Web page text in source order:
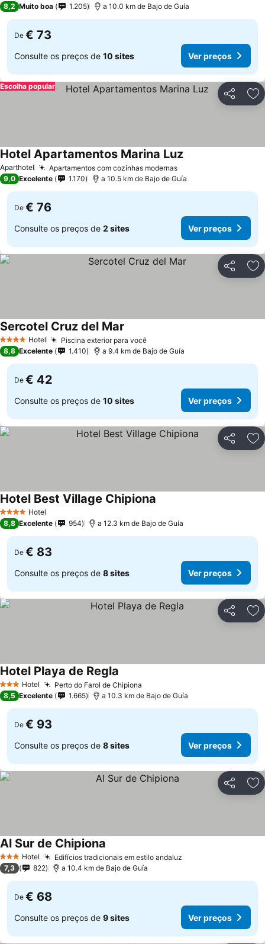
8,2 Muito boa 1.205 a 10.0 km de Bajo de Guía
De € 73
Consulte os preços de 10 sites Ver preços
Partilhar
Escolha popular
Aparthotel Apartamentos com cozinhas modernas
Hotel Apartamentos Marina Luz
9,0 Excelente 1.170 a 10.5 km de Bajo de Guía
De € 76
Consulte os preços de 2 sites Ver preços
Partilhar
4 EstrelasHotel Piscina exterior para você
Sercotel Cruz del Mar
8,8 Excelente 1.410 a 9.4 km de Bajo de Guía
De € 42
Consulte os preços de 10 sites Ver preços
Partilhar
4 EstrelasHotel
Hotel Best Village Chipiona
8,8 Excelente 954 a 12.3 km de Bajo de Guía
De € 83
Consulte os preços de 8 sites Ver preços
Partilhar
3 EstrelasHotel Perto do Farol de Chipiona
Hotel Playa de Regla
8,5 Excelente 1.665 a 10.3 km de Bajo de Guía
De € 93
Consulte os preços de 8 sites Ver preços
Partilhar
3 EstrelasHotel Edifícios tradicionais em estilo andaluz
Al Sur de Chipiona
7,3 822 a 10.4 km de Bajo de Guía
De € 68
Consulte os preços de 9 sites Ver preços